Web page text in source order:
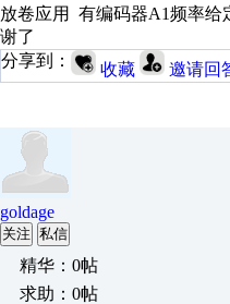
放卷应用 有编码器A1频率
谢了
分享到：
收藏 邀请回
goldage
关注 私信
精华：0帖
求助：0帖